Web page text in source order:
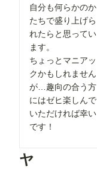
自分も何らかのか
たちで盛り上げら
れたらと思ってい
ます。
ちょっとマニアッ
クかもしれません
が…趣向の合う方
にはゼヒ楽しんで
いただければ幸い
です！
ヤ